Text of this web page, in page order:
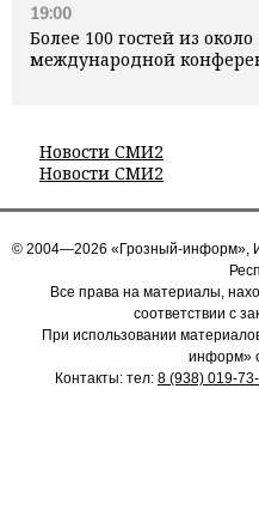
19:00
Более 100 гостей из
международной
Новости СМИ2
Новости СМИ2
© 2004—2026 «Грозный-информ»,
Все права на материалы,
соответствии с
При использовании
информ»
Контакты: тел: 8 (938) 019-